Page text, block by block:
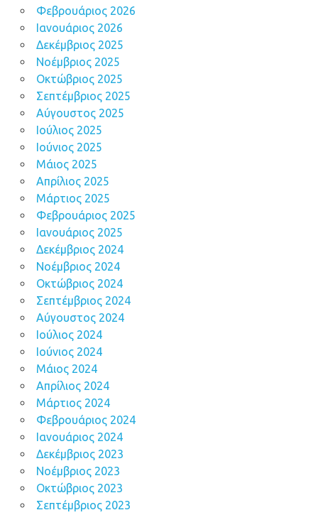
Φεβρουάριος 2026
Ιανουάριος 2026
Δεκέμβριος 2025
Νοέμβριος 2025
Οκτώβριος 2025
Σεπτέμβριος 2025
Αύγουστος 2025
Ιούλιος 2025
Ιούνιος 2025
Μάιος 2025
Απρίλιος 2025
Μάρτιος 2025
Φεβρουάριος 2025
Ιανουάριος 2025
Δεκέμβριος 2024
Νοέμβριος 2024
Οκτώβριος 2024
Σεπτέμβριος 2024
Αύγουστος 2024
Ιούλιος 2024
Ιούνιος 2024
Μάιος 2024
Απρίλιος 2024
Μάρτιος 2024
Φεβρουάριος 2024
Ιανουάριος 2024
Δεκέμβριος 2023
Νοέμβριος 2023
Οκτώβριος 2023
Σεπτέμβριος 2023